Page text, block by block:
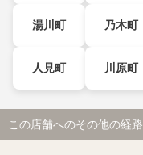
湯川町 乃木町
人見町 川原町
この店舗へのその他の経路